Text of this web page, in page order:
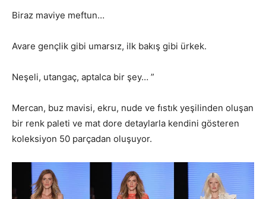
Biraz maviye meftun…
Avare gençlik gibi umarsız, ilk bakış gibi ürkek.
Neşeli, utangaç, aptalca bir şey… ”
Mercan, buz mavisi, ekru, nude ve fıstık yeşilinden oluşan
bir renk paleti ve mat dore detaylarla kendini gösteren
koleksiyon 50 parçadan oluşuyor.